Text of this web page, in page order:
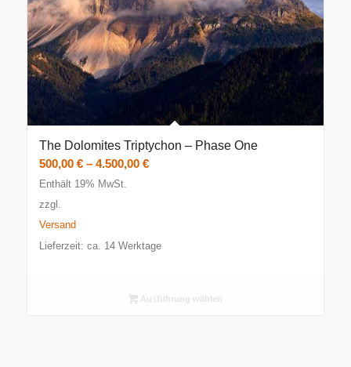
The Dolomites Triptychon – Phase One
500,00 € – 4.500,00 €Preisspanne:
Enthält 19% MwSt.
zzgl.
Versand
Lieferzeit: ca. 14 Werktage
Ausführung wählen